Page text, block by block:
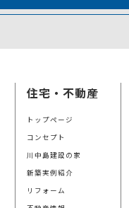
住宅・不動産
トップページ
コンセプト
川中島建設の家
新築実例紹介
リフォーム